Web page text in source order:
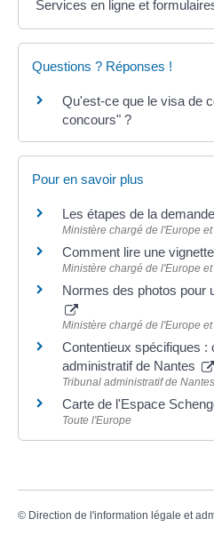
Services en ligne et
Questions ? Réponses !
Qu'est-ce que le visa de
concours" ?
Pour en savoir plus
Les étapes de la
Ministère chargé de l'Europe
Comment lire une
Ministère chargé de l'Europe
Normes des photos pour
Ministère chargé de l'Europe
Contentieux spécifiques :
administratif de Nantes
Tribunal administratif de Nantes
Carte de l'Espace
Toute l'Europe
© Direction de l'information légale et